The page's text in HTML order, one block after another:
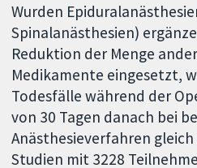
Wurden
Spinalanästhesien)
Reduktion der Menge
Medikamente eingesetzt,
Todesfälle während der
von 30 Tagen danach bei
Anästhesieverfahren
Studien mit 3228